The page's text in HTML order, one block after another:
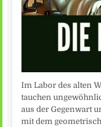
Im Labor des alten
tauchen
aus der Gegenwart
mit dem